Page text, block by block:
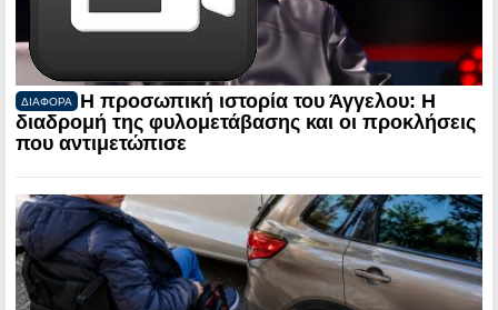
ΔΙΑΦΟΡΑ
Η προσωπική ιστορία του Άγγελου: Η
διαδρομή της φυλομετάβασης και οι προκλήσεις
που αντιμετώπισε